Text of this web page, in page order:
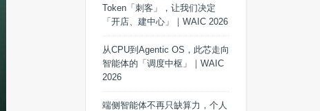
Token「刺客」，让我们决定
「开店、建中心」｜WAIC 2026
从CPU到Agentic OS，此芯走向
智能体的「调度中枢」｜WAIC
2026
端侧智能体不再只缺算力，个人